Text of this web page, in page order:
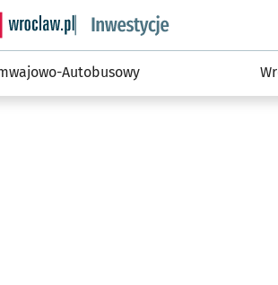
informacyjny wroclaw.pl podserwis:
Autobusowy